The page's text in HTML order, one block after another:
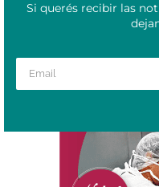
Si querés recibir las